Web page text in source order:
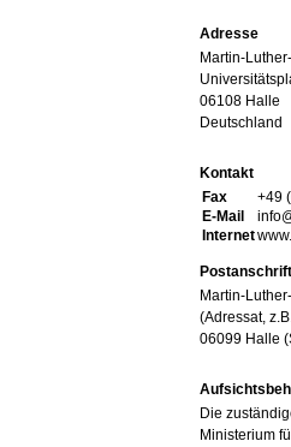
Adresse
Martin-
06108 Halle
Deutschland
Kontakt
Fax
+49
E-Mail
Internet
Postanschrift
Martin-
(Adressat,
06099 Halle
Die
Ministerium